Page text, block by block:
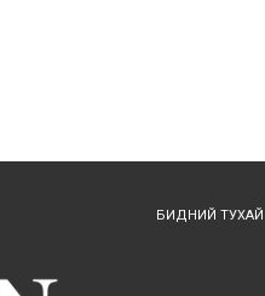
БИДНИЙ ТУХАЙ